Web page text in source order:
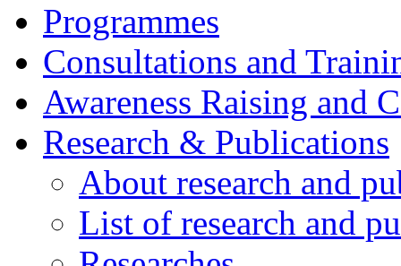
Programmes
Consultations and
Awareness Raising and
Research & Publications
About research and
List of research and